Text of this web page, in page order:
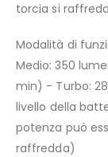
torcia si
Modalità di
Medio: 350
min) - Turbo:
livello della
potenza può
raffredda)